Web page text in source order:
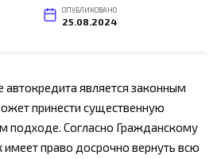
ОПУБЛИКОВАНО
25.08.2024
является законным
принести существенную
подходе. Согласно Гражданскому
право досрочно вернуть всю